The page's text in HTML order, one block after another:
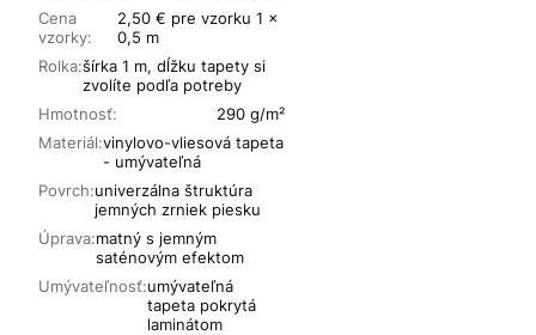
Cena
vzorky:
2,50 € pre vzorku 1 x
0,5 m
Rolka:šírka 1 m, dĺžku tapety si
zvolíte podľa potreby
Materiál:vinylovo-vliesová tapeta
- umývateľná
Povrch:univerzálna štruktúra
jemných zrniek piesku
Úprava:matný s jemným
saténovým efektom
Umývateľnosť:umývateľná
tapeta pokrytá
laminátom
Hmotnosť: 290 g/m²